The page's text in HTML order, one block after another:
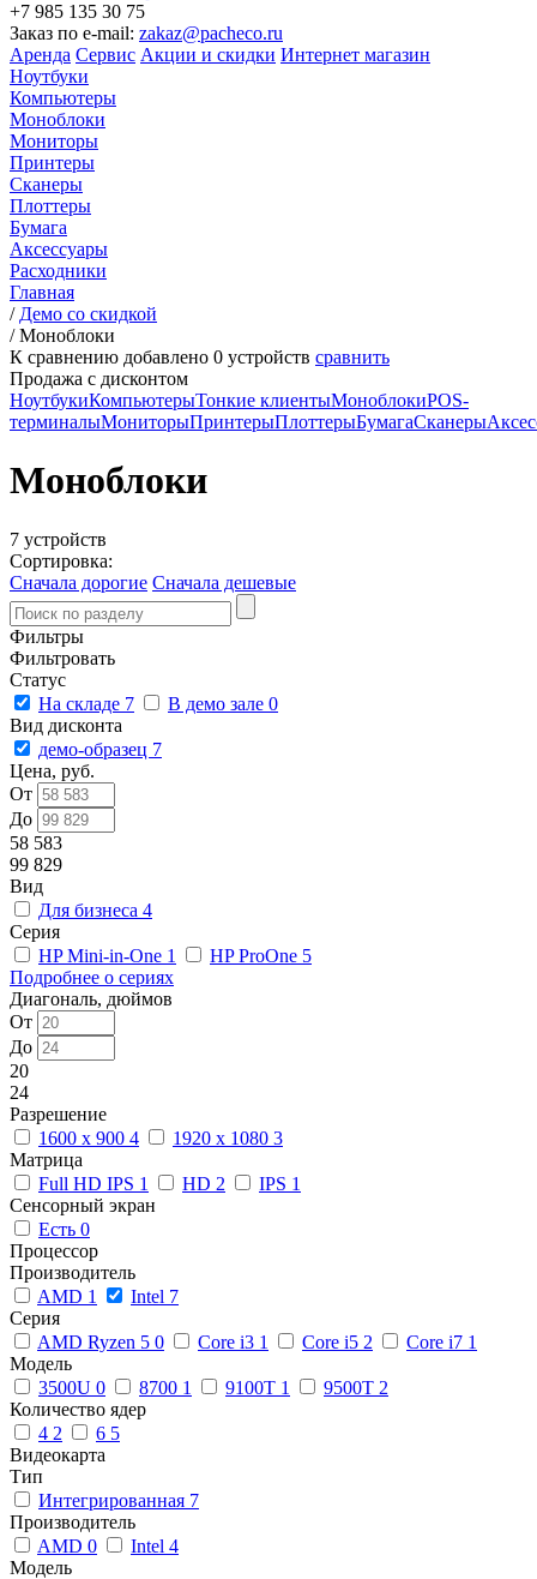
+7 985 135 30 75
Заказ по e-mail: zakaz@pacheco.ru
Аренда Сервис Акции и скидки Интернет магазин
Ноутбуки
Компьютеры
Моноблоки
Мониторы
Принтеры
Сканеры
Плоттеры
Бумага
Аксессуары
Расходники
Главная
/ Демо со скидкой
/Моноблоки
К сравнению добавлено 0 устройств сравнить
Продажа с дисконтом
НоутбукиКомпьютерыТонкие клиентыМоноблокиPOS-
терминалыМониторыПринтерыПлоттерыБумагаСканеры
Моноблоки
7 устройств
Сортировка:
Сначала дорогие Сначала дешевые
Фильтры
Фильтровать
Статус
На складе 7 В демо зале 0
Вид дисконта
демо-образец 7
Цена, руб.
От
До
58 583
99 829
Вид
Для бизнеса 4
Серия
HP Mini-in-One 1 HP ProOne 5
Подробнее о сериях
Диагональ, дюймов
От
До
20
24
Разрешение
1600 x 900 4 1920 x 1080 3
Матрица
Full HD IPS 1 HD 2 IPS 1
Сенсорный экран
Есть 0
Процессор
Производитель
AMD 1 Intel 7
Серия
AMD Ryzen 5 0 Core i3 1 Core i5 2 Core i7 1
Модель
3500U 0 8700 1 9100T 1 9500T 2
Количество ядер
4 2 6 5
Видеокарта
Тип
Интегрированная 7
Производитель
AMD 0 Intel 4
Модель